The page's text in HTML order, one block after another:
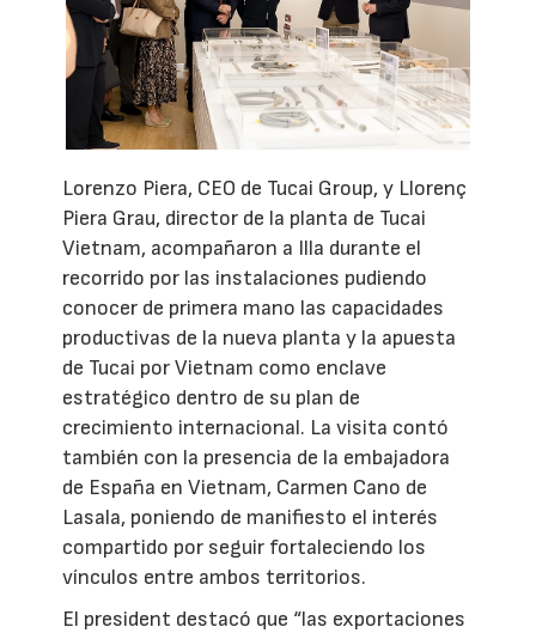
Lorenzo Piera, CEO de Tucai Group, y Llorenç
Piera Grau, director de la planta de Tucai
Vietnam, acompañaron a Illa durante el
recorrido por las instalaciones pudiendo
conocer de primera mano las capacidades
productivas de la nueva planta y la apuesta
de Tucai por Vietnam como enclave
estratégico dentro de su plan de
crecimiento internacional. La visita contó
también con la presencia de la embajadora
de España en Vietnam, Carmen Cano de
Lasala, poniendo de manifiesto el interés
compartido por seguir fortaleciendo los
vínculos entre ambos territorios.
El president destacó que “las exportaciones